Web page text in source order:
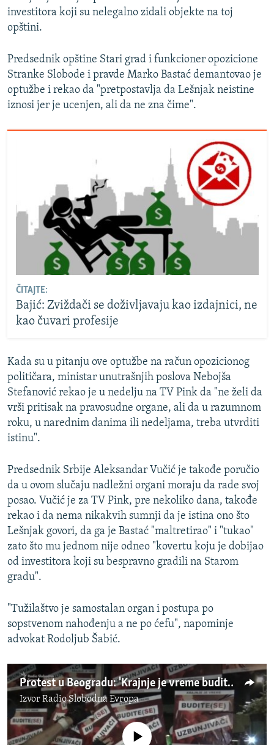
investitora koji su nelegalno zidali objekte na toj
opštini.
Predsednik opštine Stari grad i funkcioner opozicione
Stranke Slobode i pravde Marko Bastać demantovao je
optužbe i rekao da "pretpostavlja da Lešnjak neistine
iznosi jer je ucenjen, ali da ne zna čime".
ČITAJTE:
Bajić: Zviždači se doživljavaju kao izdajnici, ne
kao čuvari profesije
Kada su u pitanju ove optužbe na račun opozicionog
političara, ministar unutrašnjih poslova Nebojša
Stefanović rekao je u nedelju na TV Pink da "ne želi da
vrši pritisak na pravosudne organe, ali da u razumnom
roku, u narednim danima ili nedeljama, treba utvrditi
istinu".
Predsednik Srbije Aleksandar Vučić je takođe poručio
da u ovom slučaju nadležni organi moraju da rade svoj
posao. Vučić je za TV Pink, pre nekoliko dana, takođe
rekao i da nema nikakvih sumnji da je istina ono što
Lešnjak govori, da ga je Bastać "maltretirao" i "tukao"
zato što mu jednom nije odneo "kovertu koju je dobijao
od investitora koji su bespravno gradili na Starom
gradu".
"Tužilaštvo je samostalan organ i postupa po
sopstvenom nahođenju a ne po ćefu", napominje
advokat Rodoljub Šabić.
Protest u Beogradu: 'Krajnje je vreme budite (se) uzbunjivači'
IzvorRadio Slobodna Evropa
No media source currently available